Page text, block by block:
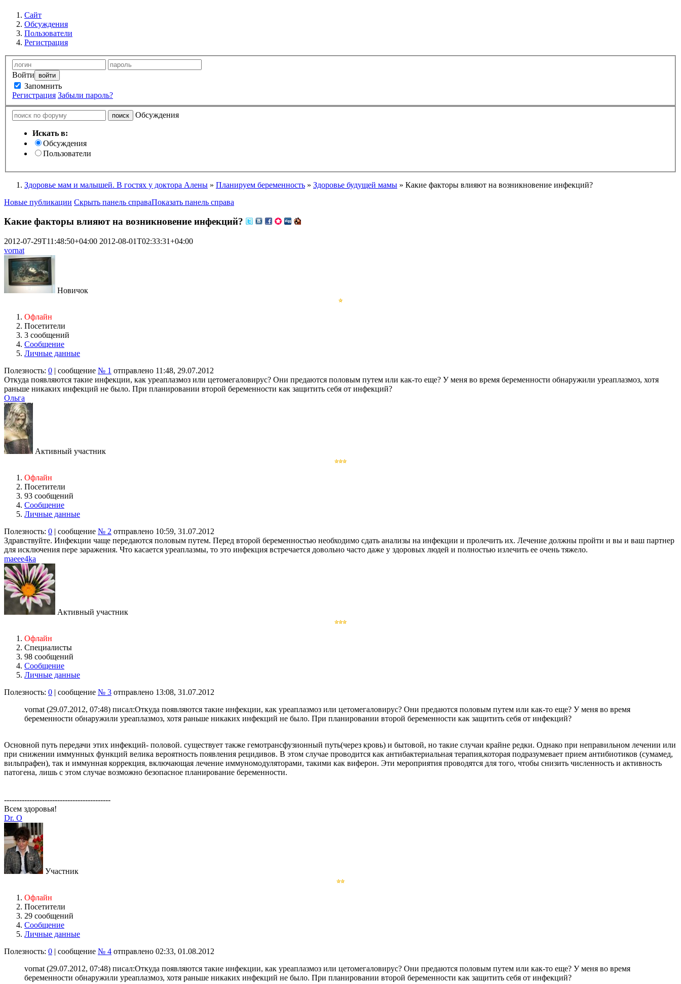
Сайт
Обсуждения
Пользователи
Регистрация
Войти
Запомнить
Регистрация Забыли пароль?
Обсуждения
Искать в:
Обсуждения
Пользователи
Здоровье мам и малышей. В гостях у доктора Алены » Планируем беременность » Здоровье будущей мамы » Какие факторы влияют на возникновение инфекций?
Новые публикации Скрыть панель справаПоказать панель справа
Какие факторы влияют на возникновение инфекций?
2012-07-29T11:48:50+04:00 2012-08-01T02:33:31+04:00
vornat
Новичок
Офлайн
Посетители
3 сообщений
Сообщение
Личные данные
Полезность: 0 | сообщение № 1 отправлено 11:48, 29.07.2012
Откуда появляются такие инфекции, как уреаплазмоз или цетомегаловирус? Они предаются половым путем или как-то еще? У меня во время беременности обнаружили уреаплазмоз, хотя
раньше никаких инфекций не было. При планировании второй беременности как защитить себя от инфекций?
Ольга
Активный участник
Офлайн
Посетители
93 сообщений
Сообщение
Личные данные
Полезность: 0 | сообщение № 2 отправлено 10:59, 31.07.2012
Здравствуйте. Инфекции чаще передаются половым путем. Перед второй беременностью необходимо сдать анализы на инфекции и пролечить их. Лечение должны пройти и вы и ваш партнер
для исключения пере заражения. Что касается уреаплазмы, то это инфекция встречается довольно часто даже у здоровых людей и полностью излечить ее очень тяжело.
maeee4ka
Активный участник
Офлайн
Специалисты
98 сообщений
Сообщение
Личные данные
Полезность: 0 | сообщение № 3 отправлено 13:08, 31.07.2012
vornat (29.07.2012, 07:48) писал:Откуда появляются такие инфекции, как уреаплазмоз или цетомегаловирус? Они предаются половым путем или как-то еще? У меня во время
беременности обнаружили уреаплазмоз, хотя раньше никаких инфекций не было. При планировании второй беременности как защитить себя от инфекций?
Основной путь передачи этих инфекций- половой. существует также гемотрансфузионный путь(через кровь) и бытовой, но такие случаи крайне редки. Однако при неправильном лечении или
при снижении иммунных функций велика вероятность появления рецидивов. В этом случае проводится как антибактериальная терапия,которая подразумевает прием антибиотиков (сумамед,
вильпрафен), так и иммунная коррекция, включающая лечение иммуномодуляторами, такими как виферон. Эти мероприятия проводятся для того, чтобы снизить численность и активность
патогена, лишь с этом случае возможно безопасное планирование беременности.
------------------------------------------
Всем здоровья!
Dr. O
Участник
Офлайн
Посетители
29 сообщений
Сообщение
Личные данные
Полезность: 0 | сообщение № 4 отправлено 02:33, 01.08.2012
vornat (29.07.2012, 07:48) писал:Откуда появляются такие инфекции, как уреаплазмоз или цетомегаловирус? Они предаются половым путем или как-то еще? У меня во время
беременности обнаружили уреаплазмоз, хотя раньше никаких инфекций не было. При планировании второй беременности как защитить себя от инфекций?